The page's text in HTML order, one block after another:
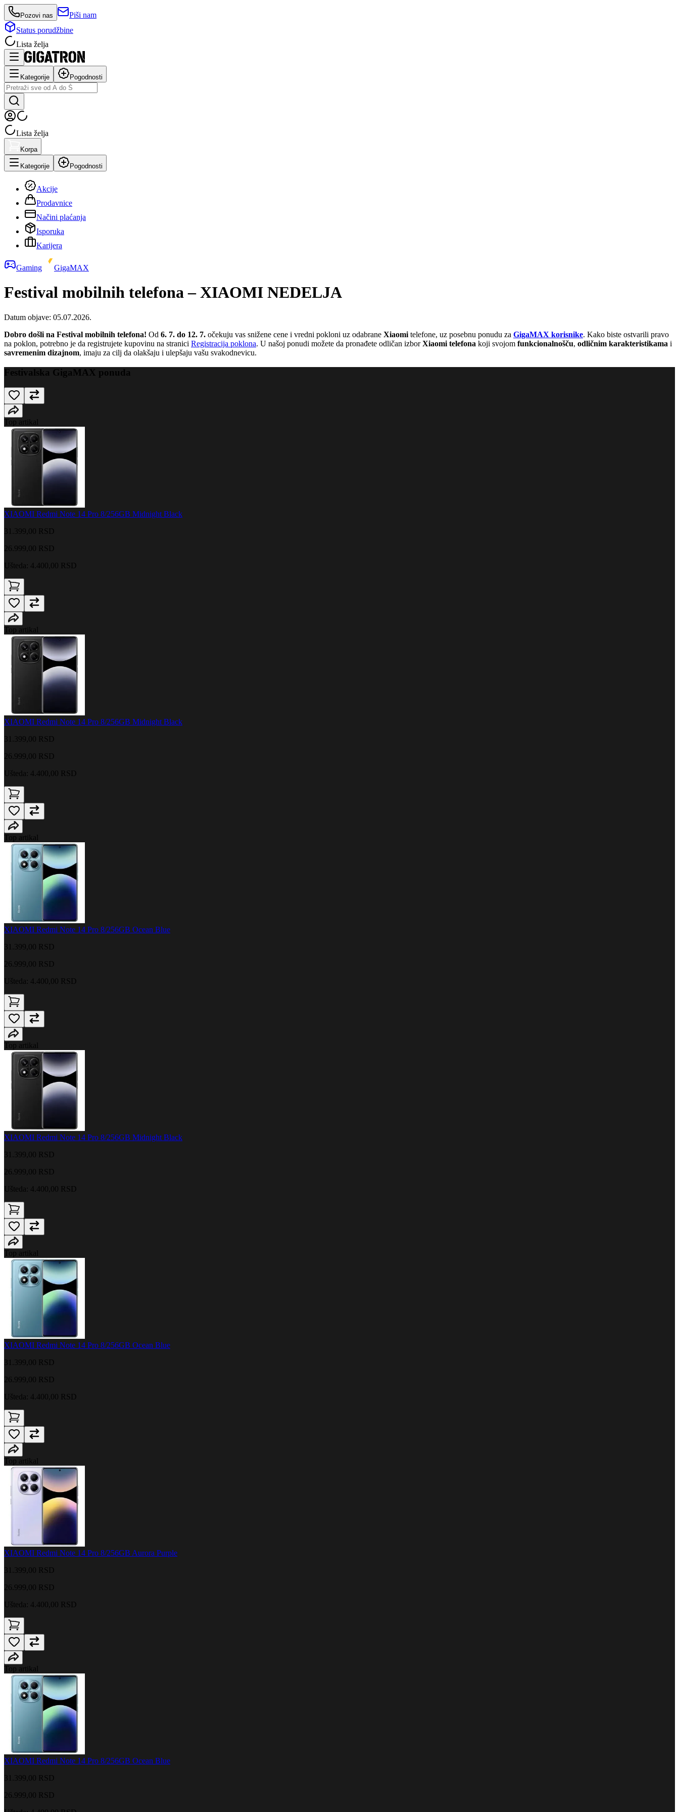
Pozovi nas
Piši nam
Status porudžbine
Lista želja
Kategorije Pogodnosti
Lista želja
Korpa
Kategorije Pogodnosti
Akcije
Prodavnice
Načini plaćanja
Isporuka
Karijera
Gaming GigaMAX
Festival mobilnih telefona – XIAOMI NEDELJA
Datum objave: 05.07.2026.
Dobro došli na Festival mobilnih telefona! Od 6. 7. do 12. 7. očekuju vas snižene cene i vredni pokloni uz odabrane Xiaomi telefone, uz posebnu ponudu za GigaMAX korisnike. Kako biste ostvarili pravo
na poklon, potrebno je da registrujete kupovinu na stranici Registracija poklona. U našoj ponudi možete da pronađete odličan izborXiaomi telefona koji svojom funkcionalnošču, odličnim karakteristikama i
savremenim dizajnom, imaju za cilj da olakšaju i ulepšaju vašu svakodnevicu.
Festivalska GigaMAX ponuda
Top artikal
XIAOMI Redmi Note 14 Pro 8/256GB Midnight Black
31.399,00 RSD
26.999,00 RSD
Ušteda: 4.400,00 RSD
Top artikal
XIAOMI Redmi Note 14 Pro 8/256GB Midnight Black
31.399,00 RSD
26.999,00 RSD
Ušteda: 4.400,00 RSD
Top artikal
XIAOMI Redmi Note 14 Pro 8/256GB Ocean Blue
31.399,00 RSD
26.999,00 RSD
Ušteda: 4.400,00 RSD
Top artikal
XIAOMI Redmi Note 14 Pro 8/256GB Midnight Black
31.399,00 RSD
26.999,00 RSD
Ušteda: 4.400,00 RSD
Top artikal
XIAOMI Redmi Note 14 Pro 8/256GB Ocean Blue
31.399,00 RSD
26.999,00 RSD
Ušteda: 4.400,00 RSD
Top artikal
XIAOMI Redmi Note 14 Pro 8/256GB Aurora Purple
31.399,00 RSD
26.999,00 RSD
Ušteda: 4.400,00 RSD
Top artikal
XIAOMI Redmi Note 14 Pro 8/256GB Ocean Blue
31.399,00 RSD
26.999,00 RSD